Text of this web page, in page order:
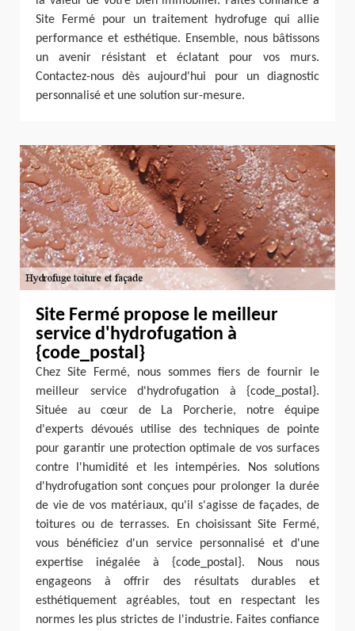
Site Fermé pour un traitement hydrofuge qui allie
performance et esthétique. Ensemble, nous bâtissons
un avenir résistant et éclatant pour vos murs.
Contactez-nous dès aujourd'hui pour un diagnostic
personnalisé et une solution sur-mesure.
Site Fermé propose le meilleur
service d'hydrofugation à
{code_postal}
Chez Site Fermé, nous sommes fiers de fournir le
meilleur service d'hydrofugation à {code_postal}.
Située au cœur de La Porcherie, notre équipe
d'experts dévoués utilise des techniques de pointe
pour garantir une protection optimale de vos surfaces
contre l'humidité et les intempéries. Nos solutions
d'hydrofugation sont conçues pour prolonger la durée
de vie de vos matériaux, qu'il s'agisse de façades, de
toitures ou de terrasses. En choisissant Site Fermé,
vous bénéficiez d'un service personnalisé et d'une
expertise inégalée à {code_postal}. Nous nous
engageons à offrir des résultats durables et
esthétiquement agréables, tout en respectant les
normes les plus strictes de l'industrie. Faites confiance